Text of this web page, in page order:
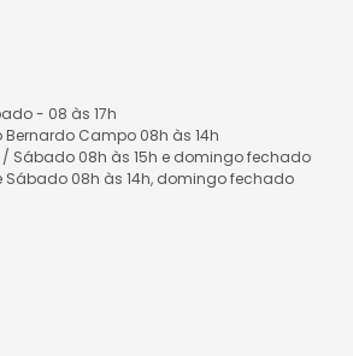
- 08 às 17h
Campo 08h às 14h
/ Sábado 08h às 15h e domingo fechado
Sábado 08h às 14h, domingo fechado